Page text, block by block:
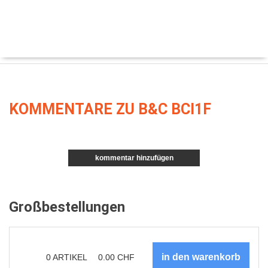
KOMMENTARE ZU B&C BCI1F
kommentar hinzufügen
Großbestellungen
0ARTIKEL 0.00 CHF